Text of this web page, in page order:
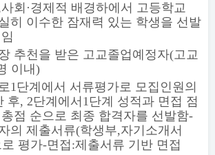
사회 ·경제적 배경하에서 고등학교
히 이수한 잠재력 있는 학생을 선발
추천을 받은 고교졸업예정자(고교
이내 )
1단계에서 서류평가로 모집인원의
후, 2단계에서 1단계 성적과 면접 점
점 순으로 최종 합격자를 선발함-
의 제출서류(학생부,자기소개서
평가-면접 :제출서류 기반 면접